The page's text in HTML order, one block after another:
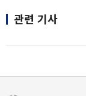
관련 기사